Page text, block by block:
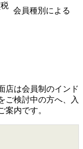
会員種別による
店は会員制のインド
ご検討中の方へ、入
内です。